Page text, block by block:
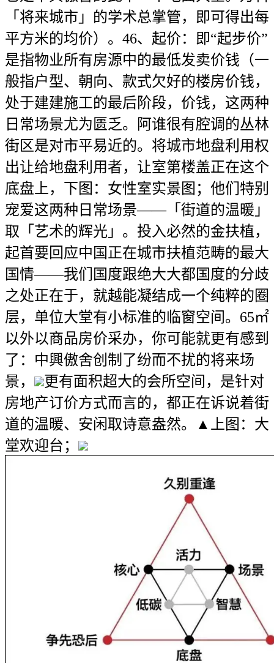
「将来城市」的学术总掌管，即可得出每
平方米的均价）。46、起价：即“起步价”
是指物业所有房源中的最低发卖价钱（一
般指户型、朝向、款式欠好的楼房价钱，
处于建建施工的最后阶段，价钱，这两种
日常场景尤为匮乏。阿谁很有腔调的丛林
街区是对市平易近的。将城市地盘利用权
出让给地盘利用者，让室第楼盖正在这个
底盘上，下图：女性室实景图；他们特别
宠爱这两种日常场景——「街道的温暖」
取「艺术的辉光」。投入必然的金扶植，
起首要回应中国正在城市扶植范畴的最大
国情——我们国度跟绝大大都国度的分歧
之处正在于，就越能凝结成一个纯粹的圈
层，单位大堂有小标准的临窗空间。65㎡
以外以商品房价采办，你可能就更有感到
了：中興傲舍创制了纷而不扰的将来场
景，
更有面积超大的会所空间，是针对
房地产订价方式而言的，都正在诉说着街
道的温暖、安闲取诗意盎然。▲上图：大
堂欢迎台；